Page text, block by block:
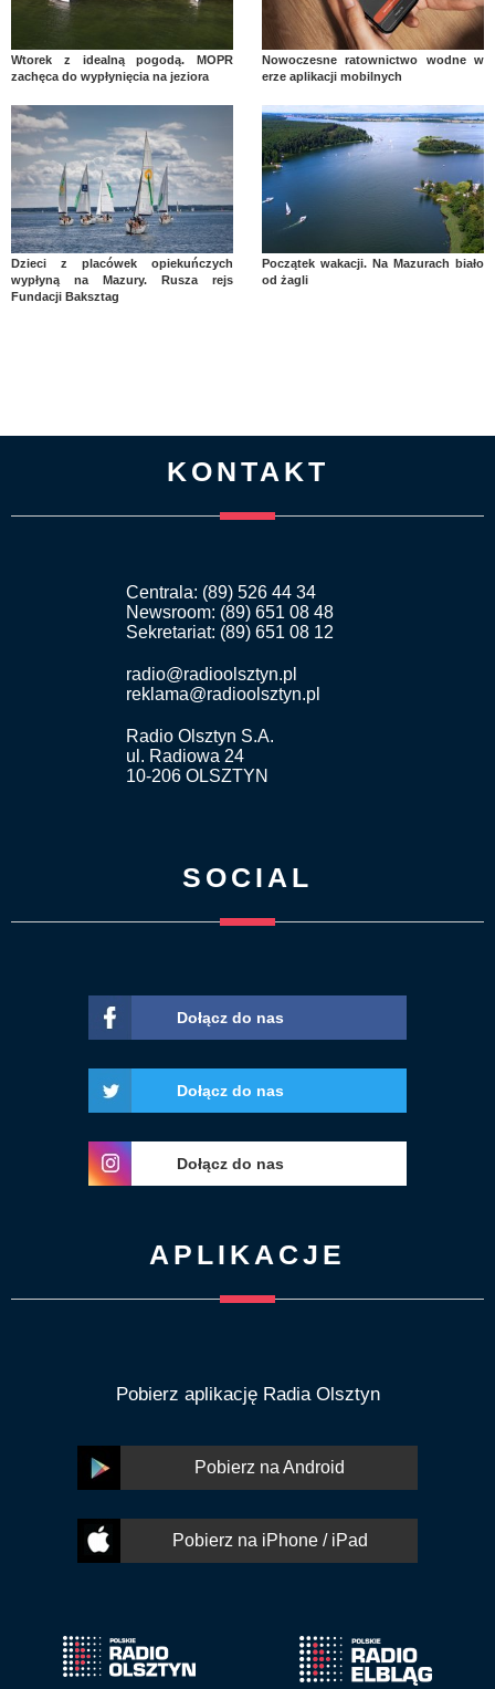
Wtorek z idealną pogodą. MOPR
zachęca do wypłynięcia na jeziora
Nowoczesne ratownictwo wodne w
erze aplikacji mobilnych
Dzieci z placówek opiekuńczych
wypłyną na Mazury. Rusza rejs
Fundacji Baksztag
Początek wakacji. Na Mazurach biało
od żagli
KONTAKT
Centrala: (89) 526 44 34
Newsroom: (89) 651 08 48
Sekretariat: (89) 651 08 12
radio@radioolsztyn.pl
reklama@radioolsztyn.pl
Radio Olsztyn S.A.
ul. Radiowa 24
10-206 OLSZTYN
SOCIAL
Dołącz do nas
Dołącz do nas
Dołącz do nas
APLIKACJE
Pobierz aplikację Radia Olsztyn
Pobierz na Android
Pobierz na iPhone / iPad